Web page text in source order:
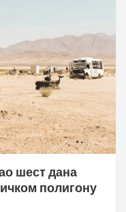
шест дана
полигону